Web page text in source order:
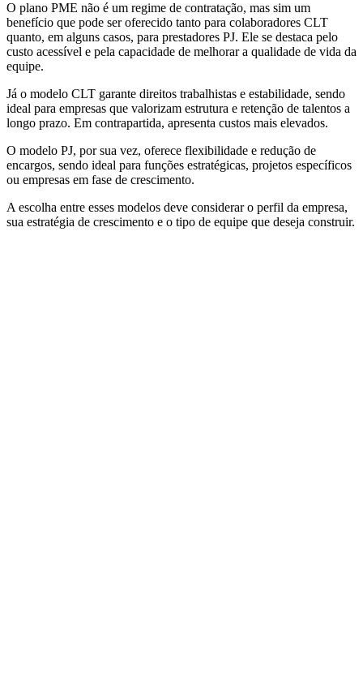
O plano PME não é um regime de contratação, mas sim um
benefício que pode ser oferecido tanto para colaboradores CLT
quanto, em alguns casos, para prestadores PJ. Ele se destaca pelo
custo acessível e pela capacidade de melhorar a qualidade de vida da
equipe.
Já o modelo CLT garante direitos trabalhistas e estabilidade, sendo
ideal para empresas que valorizam estrutura e retenção de talentos a
longo prazo. Em contrapartida, apresenta custos mais elevados.
O modelo PJ, por sua vez, oferece flexibilidade e redução de
encargos, sendo ideal para funções estratégicas, projetos específicos
ou empresas em fase de crescimento.
A escolha entre esses modelos deve considerar o perfil da empresa,
sua estratégia de crescimento e o tipo de equipe que deseja construir.